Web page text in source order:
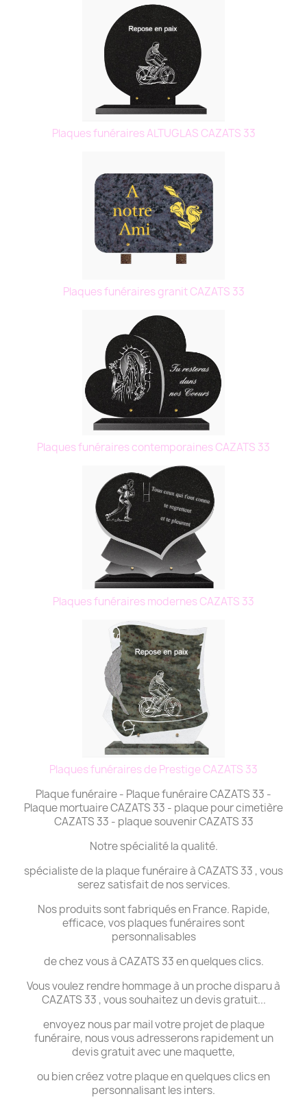
Plaques funéraires ALTUGLAS CAZATS 33
Plaques funéraires granit CAZATS 33
Plaques funéraires contemporaines CAZATS 33
Plaques funéraires modernes CAZATS 33
Plaques funéraires de Prestige CAZATS 33
Plaque funéraire - Plaque funéraire CAZATS 33 -
Plaque mortuaire CAZATS 33 - plaque pour cimetière
CAZATS 33 - plaque souvenir CAZATS 33
Notre spécialité la qualité.
spécialiste de la plaque funéraire à CAZATS 33 , vous
serez satisfait de nos services.
Nos produits sont fabriqués en France. Rapide,
efficace, vos plaques funéraires sont
personnalisables
de chez vous à CAZATS 33 en quelques clics.
Vous voulez rendre hommage à un proche disparu à
CAZATS 33 , vous souhaitez un devis gratuit...
envoyez nous par mail votre projet de plaque
funéraire, nous vous adresserons rapidement un
devis gratuit avec une maquette,
ou bien créez votre plaque en quelques clics en
personnalisant les inters.